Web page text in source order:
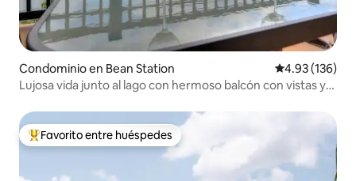
Condominio en Bean Station Calificación
4.93 (136)
Lujosa vida junto al lago con hermoso balcón con vistas y
De los mejores en Favorito entre huéspedes
Favorito entre huéspedes